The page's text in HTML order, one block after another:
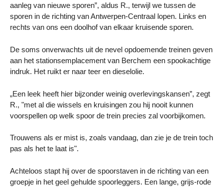
aanleg van nieuwe sporen”, aldus R., terwijl we tussen de
sporen in de richting van Antwerpen-Centraal lopen. Links en
rechts van ons een doolhof van elkaar kruisende sporen.
De soms onverwachts uit de nevel opdoemende treinen geven
aan het stationsemplacement van Berchem een spookachtige
indruk. Het ruikt er naar teer en dieselolie.
„Een leek heeft hier bijzonder weinig overlevingskansen”, zegt
R., "met al die wissels en kruisingen zou hij nooit kunnen
voorspellen op welk spoor de trein precies zal voorbijkomen.
Trouwens als er mist is, zoals vandaag, dan zie je de trein toch
pas als het te laat is".
Achteloos stapt hij over de spoorstaven in de richting van een
groepje in het geel gehulde spoorleggers. Een lange, grijs-rode